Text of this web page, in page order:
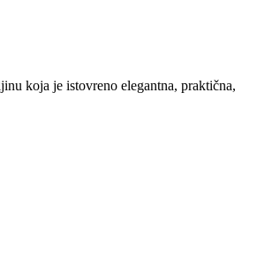
koja je istovreno elegantna, praktična,